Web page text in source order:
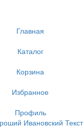
Главная
Каталог
Корзина
Избранное
Профиль